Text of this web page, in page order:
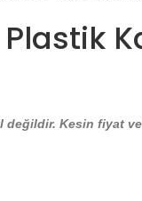
değildir. Kesin fiyat